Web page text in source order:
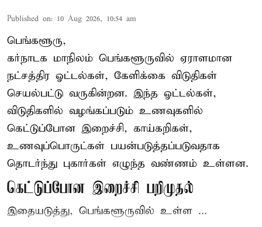
Published on: 10 Aug 2026, 10:54 am
பெங்களூரு,
கர்நாடக மாநிலம் பெங்களூருவில் ஏராளமான
நட்சத்திர ஓட்டல்கள், கேளிக்கை விடுதிகள்
செயல்பட்டு வருகின்றன. இந்த ஓட்டல்கள்,
விடுதிகளில் வழங்கப்படும் உணவுகளில்
கெட்டுப்போன இறைச்சி, காய்கறிகள்,
உணவுப்பொருட்கள் பயன்படுத்தப்படுவதாக
தொடர்ந்து புகார்கள் எழுந்த வண்ணம் உள்ளன.
கெட்டுப்போன இறைச்சி பறிமுதல்
இதையடுத்து, பெங்களூருவில் உள்ள ...